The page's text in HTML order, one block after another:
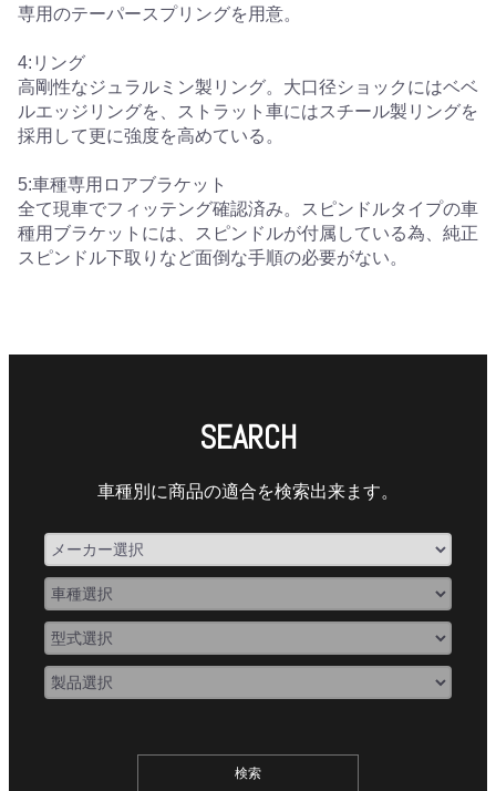
専用のテーパースプリングを用意。
4:リング
高剛性なジュラルミン製リング。大口径ショックにはベベ
ルエッジリングを、ストラット車にはスチール製リングを
採用して更に強度を高めている。
5:車種専用ロアブラケット
全て現車でフィッテング確認済み。スピンドルタイプの車
種用ブラケットには、スピンドルが付属している為、純正
スピンドル下取りなど面倒な手順の必要がない。
SEARCH
車種別に商品の適合を検索出来ます。